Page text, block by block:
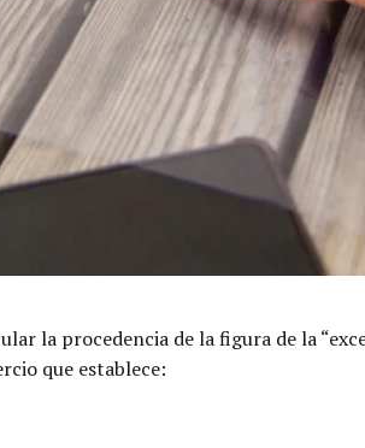
la procedencia de la figura de la
que establece: